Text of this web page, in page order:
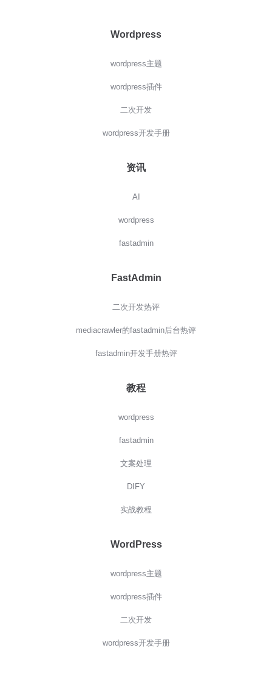
Wordpress
wordpress主题
wordpress插件
二次开发
wordpress开发手册
资讯
AI
wordpress
fastadmin
FastAdmin
二次开发热评
mediacrawler的fastadmin后台热评
fastadmin开发手册热评
教程
wordpress
fastadmin
文案处理
DIFY
实战教程
WordPress
wordpress主题
wordpress插件
二次开发
wordpress开发手册